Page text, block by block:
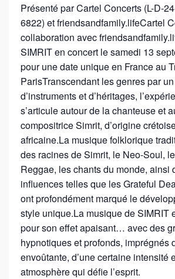
Présenté par Cartel Concerts (L-D-
6822) et friendsandfamily.lifeCartel
collaboration avec
SIMRIT en concert le samedi 13
pour une date unique en France au
ParisTranscendant les genres par
d’instruments et d’héritages,
s’articule autour de la chanteuse et
compositrice Simrit, d’origine
africaine.La musique folklorique
des racines de Simrit, le Neo-Soul,
Reggae, les chants du monde, ainsi
influences telles que les Grateful
ont profondément marqué le
style unique.La musique de SIMRIT
pour son effet apaisant… avec des
hypnotiques et profonds, imprégnés
envoûtante, d’une certaine intensité
atmosphère qui défie l’esprit.